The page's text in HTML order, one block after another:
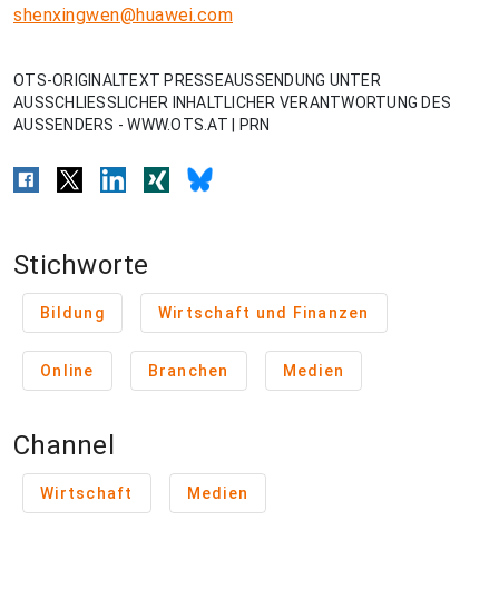
shenxingwen@huawei.com
OTS-ORIGINALTEXT PRESSEAUSSENDUNG UNTER
AUSSCHLIESSLICHER INHALTLICHER VERANTWORTUNG DES
AUSSENDERS - WWW.OTS.AT | PRN
Stichworte
Bildung Wirtschaft und Finanzen
Online Branchen Medien
Channel
Wirtschaft Medien